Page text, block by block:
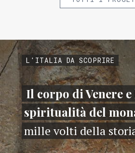
L'ITALIA DA SCOPRIRE
Il corpo di Venere e
spiritualità del
mille volti della